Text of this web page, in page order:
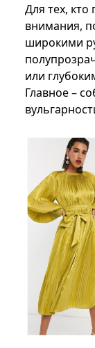
Для тех,
внимания,
широкими
или
Главное –